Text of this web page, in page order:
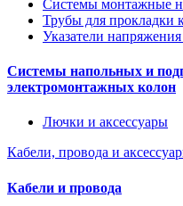
Системы монтажные
Трубы для прокладки
Указатели
Системы напольных и
электромонтажных колон
Лючки и аксессуары
Кабели, провода и
Кабели и провода